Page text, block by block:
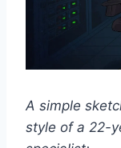
A simple
style of a 22-